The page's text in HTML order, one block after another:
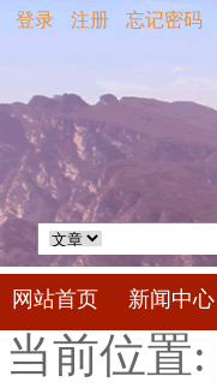
网站首页 新闻中心
登录 注册 忘记密码
当前位置: